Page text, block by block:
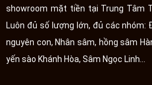
showroom mặt tiền tại Trung Tâm
Luôn đủ số lượng lớn, đủ các nhóm:
nguyên con, Nhân sâm, hồng sâm
yến sào Khánh Hòa, Sâm Ngọc Linh...